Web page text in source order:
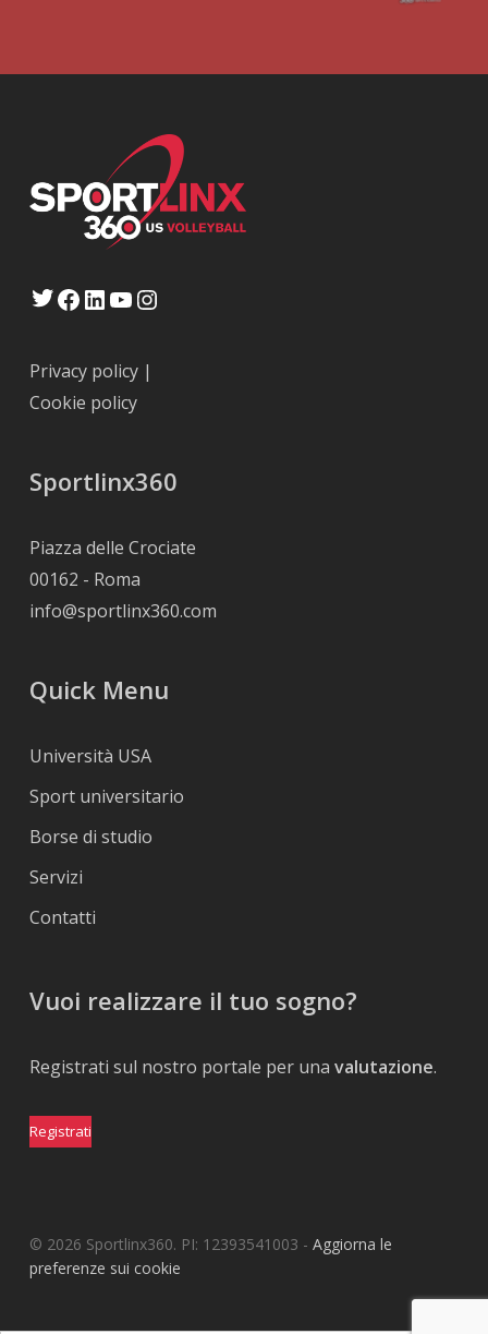
Twitter
Facebook
LinkedIn
YouTube
Privacy policy|
Cookie policy
Sportlinx360
Piazza delle Crociate
00162 - Roma
info@sportlinx360.com
Quick Menu
Università USA
Sport universitario
Borse di studio
Servizi
Contatti
Vuoi realizzare il tuo sogno?
Registrati sul nostro portale per una valutazione.
Registrati
© 2026 Sportlinx360. PI: 12393541003 - Aggiorna le
preferenze sui cookie